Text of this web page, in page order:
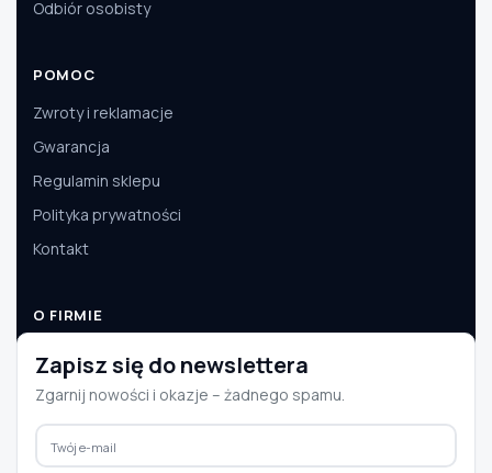
Odbiór osobisty
POMOC
Zwroty i reklamacje
Gwarancja
Regulamin sklepu
Polityka prywatności
Kontakt
O FIRMIE
O nas
Dane firmy
Aktualności
Współpraca B2B
Zapisz się do newslettera
Zgarnij nowości i okazje – żadnego spamu.